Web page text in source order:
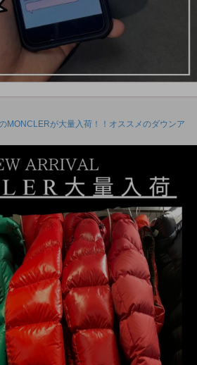
MONCLERが大量入荷！！オススメのダウンア